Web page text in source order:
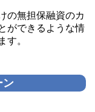
の無担保融資のカ
ができるような情
す。
ン